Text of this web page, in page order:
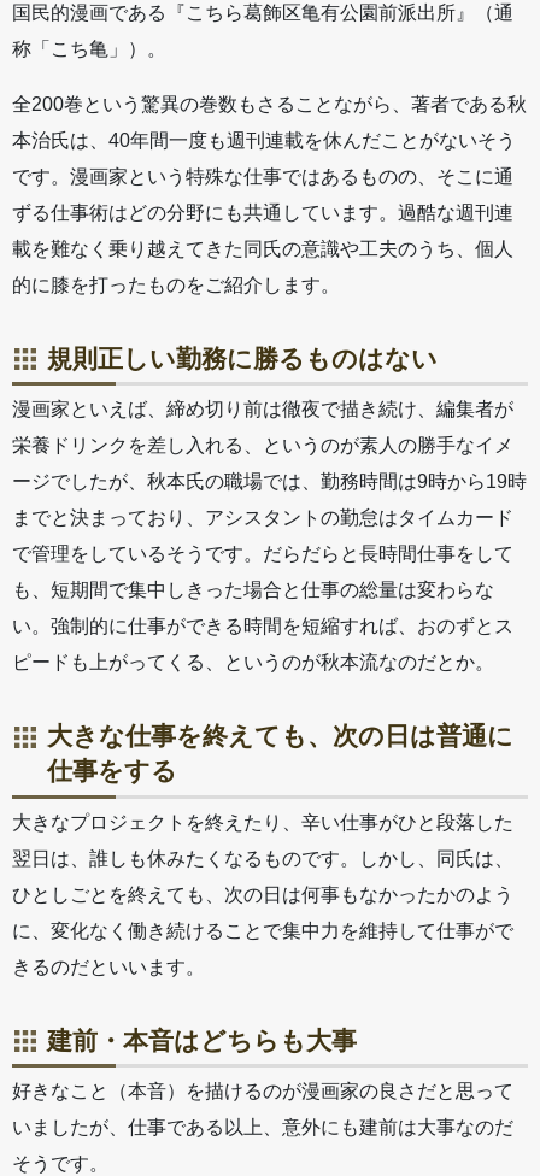
国民的漫画である『こちら葛飾区亀有公園前派出所』（通
称「こち亀」）。
全200巻という驚異の巻数もさることながら、著者である秋
本治氏は、40年間一度も週刊連載を休んだことがないそう
です。漫画家という特殊な仕事ではあるものの、そこに通
ずる仕事術はどの分野にも共通しています。過酷な週刊連
載を難なく乗り越えてきた同氏の意識や工夫のうち、個人
的に膝を打ったものをご紹介します。
規則正しい勤務に勝るものはない
漫画家といえば、締め切り前は徹夜で描き続け、編集者が
栄養ドリンクを差し入れる、というのが素人の勝手なイメ
ージでしたが、秋本氏の職場では、勤務時間は9時から19時
までと決まっており、アシスタントの勤怠はタイムカード
で管理をしているそうです。だらだらと長時間仕事をして
も、短期間で集中しきった場合と仕事の総量は変わらな
い。強制的に仕事ができる時間を短縮すれば、おのずとス
ピードも上がってくる、というのが秋本流なのだとか。
大きな仕事を終えても、次の日は普通に
仕事をする
大きなプロジェクトを終えたり、辛い仕事がひと段落した
翌日は、誰しも休みたくなるものです。しかし、同氏は、
ひとしごとを終えても、次の日は何事もなかったかのよう
に、変化なく働き続けることで集中力を維持して仕事がで
きるのだといいます。
建前・本音はどちらも大事
好きなこと（本音）を描けるのが漫画家の良さだと思って
いましたが、仕事である以上、意外にも建前は大事なのだ
そうです。